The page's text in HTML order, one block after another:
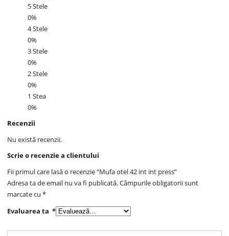
5 Stele
0%
4 Stele
0%
3 Stele
0%
2 Stele
0%
1 Stea
0%
Recenzii
Nu există recenzii.
Scrie o recenzie a clientului
Fii primul care lasă o recenzie “Mufa otel 42 int int press”
Adresa ta de email nu va fi publicată.Câmpurile obligatorii sunt
marcate cu*
Evaluarea ta*